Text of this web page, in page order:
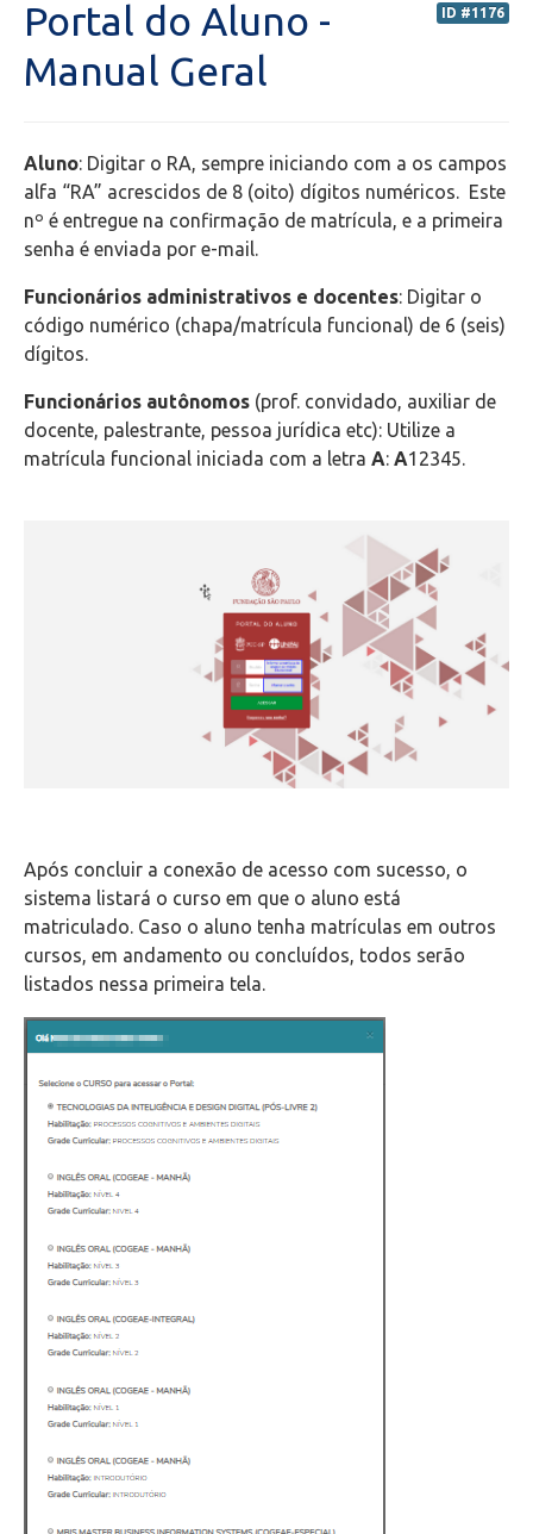
Portal do Aluno
Transporte Escolar
Bolsas de estudos
Secretaria de Administração Escolar - SAE
Financeiro
Telefonia
Office 365
Intercâmbio
Fluig
Feedz
ID #1176
Portal do Aluno -
Manual Geral
Aluno: Digitar o RA, sempre iniciando com a os campos
alfa “RA” acrescidos de 8 (oito) dígitos numéricos. Este
nº é entregue na confirmação de matrícula, e a primeira
senha é enviada por e-mail.
Funcionários administrativos e docentes: Digitar o
código numérico (chapa/matrícula funcional) de 6 (seis)
dígitos.
Funcionários autônomos (prof. convidado, auxiliar de
docente, palestrante, pessoa jurídica etc): Utilize a
matrícula funcional iniciada com a letra A: A12345.
Após concluir a conexão de acesso com sucesso, o
sistema listará o curso em que o aluno está
matriculado. Caso o aluno tenha matrículas em outros
cursos, em andamento ou concluídos, todos serão
listados nessa primeira tela.